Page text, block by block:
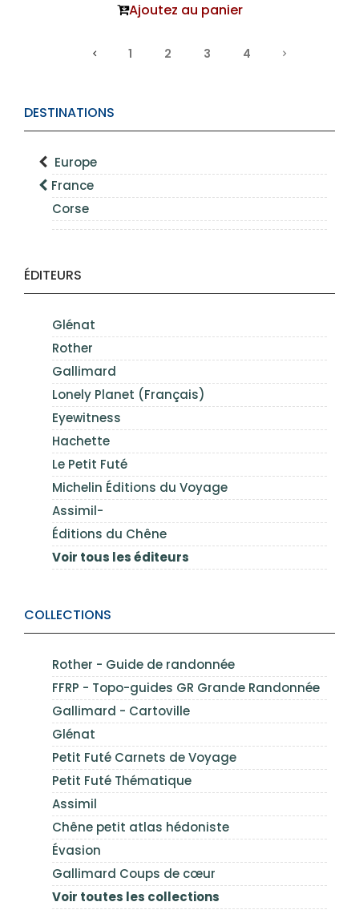
DESTINATIONS
Europe
France
Corse
ÉDITEURS
Glénat
Rother
Gallimard
Lonely Planet (Français)
Eyewitness
Hachette
Le Petit Futé
Michelin Éditions du Voyage
Assimil-
Éditions du Chêne
Voir tous les éditeurs
COLLECTIONS
Rother - Guide de randonnée
FFRP - Topo-guides GR Grande Randonnée
Gallimard - Cartoville
Glénat
Petit Futé Carnets de Voyage
Petit Futé Thématique
Assimil
Chêne petit atlas hédoniste
Évasion
Gallimard Coups de cœur
Voir toutes les collections
Ajoutez au panier
1 2 3 4